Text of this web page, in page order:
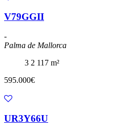
V79GGII
-
Palma de Mallorca
3 2 117 m²
595.000€
UR3Y66U